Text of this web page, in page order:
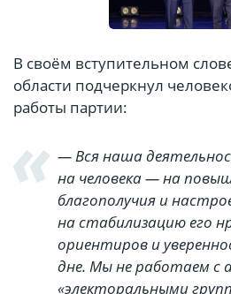
В своём вступительном
области подчеркнул
работы партии:
— Вся наша
на человека — на
благополучия и
на стабилизацию его
ориентиров и
дне. Мы не работаем с
«электоральными